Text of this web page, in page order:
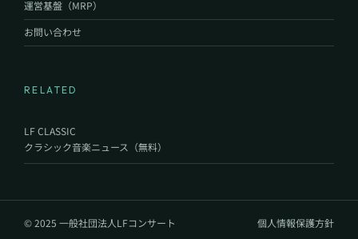
運営基盤（MRP）
お問い合わせ
RELATED
LF CLASSIC
クラシック音楽ニュース（無料）
© 2025 一般社団法人LFコンサート 個人情報保護方針